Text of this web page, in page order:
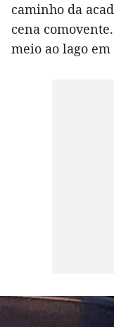
caminho da
cena
meio ao lago